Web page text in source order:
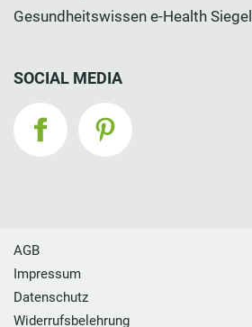
Gesundheitswissen e-Health Siegel
SOCIAL MEDIA
AGB
Impressum
Datenschutz
Widerrufsbelehrung